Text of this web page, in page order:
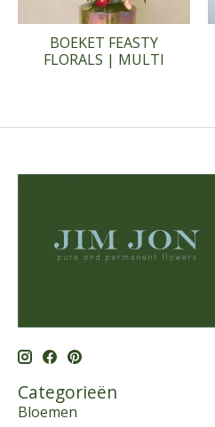
BOEKET FEASTY
FLORALS | MULTI
Categorieën
Bloemen